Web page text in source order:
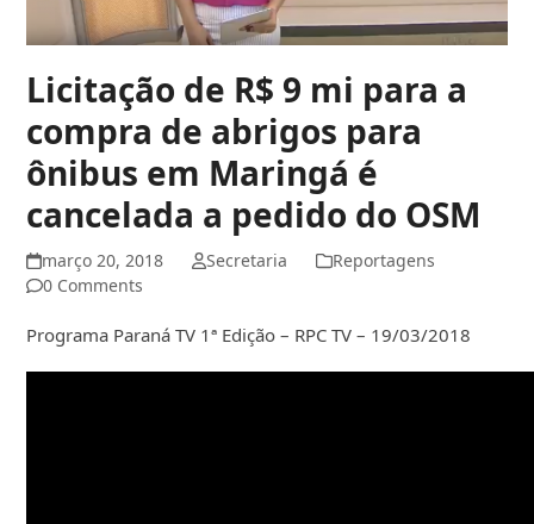
Licitação de R$ 9 mi para a
compra de abrigos para
ônibus em Maringá é
cancelada a pedido do OSM
março 20, 2018 Secretaria
Reportagens
0 Comments
Programa Paraná TV 1ª Edição – RPC TV – 19/03/2018